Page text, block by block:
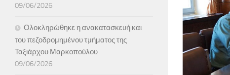
09/06/2026
Ολοκληρώθηκε η ανακατασκευή και
του πεζοδρομημένου τμήματος της
Ταξιάρχου Μαρκοπούλου
09/06/2026